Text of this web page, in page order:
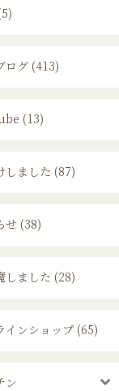
ログ (413)
(13)
しました (87)
せ (38)
しました (28)
インショップ (65)
ン